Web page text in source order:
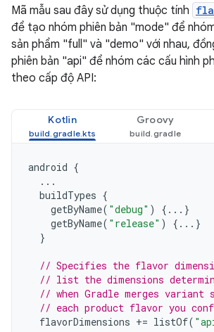
Mã mẫu sau đây sử dụng thuộc tính
để tạo nhóm phiên bản "mode" để
sản phẩm "full" và "demo" với nhau,
phiên bản "api" để nhóm các cấu hình
theo cấp độ API:
Kotlin Groovy
android {
...
buildTypes {
getByName( "debug" )
{...}
getByName( "release" )
{...}
}
// Specifies the flavor
// list the dimensions
// when Gradle merges variant
// each product flavor you
flavorDimensions += listOf(